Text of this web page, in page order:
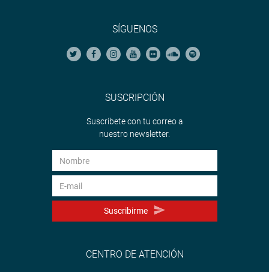
SÍGUENOS
SUSCRIPCIÓN
Suscríbete con tu correo a
nuestro newsletter.
Suscribirme
CENTRO DE ATENCIÓN